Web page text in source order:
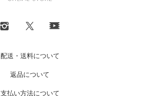
配送・送料について
返品について
支払い方法について